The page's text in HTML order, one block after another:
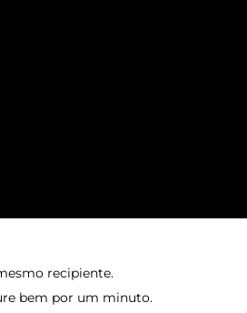
recipiente.
bem por um minuto.